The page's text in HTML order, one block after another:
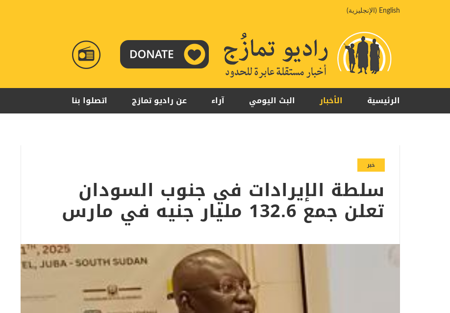
English
( الإنجليزية)
RADIO
TAMAZUJ الرئيسية الأخبار البث اليومي آراء عن راديو تمازج اتصلوا بنا
خبر
سلطة الإيرادات في جنوب السودان
تعلن جمع 132.6 مليار جنيه في مارس